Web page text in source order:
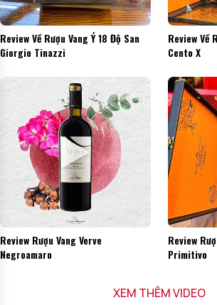
Review Về Rượu Vang Ý 18 Độ San
Giorgio Tinazzi
Review Về
Cento X
Review Rượu Vang Verve
Negroamaro
Review
Primitivo
XEM THÊM VIDEO